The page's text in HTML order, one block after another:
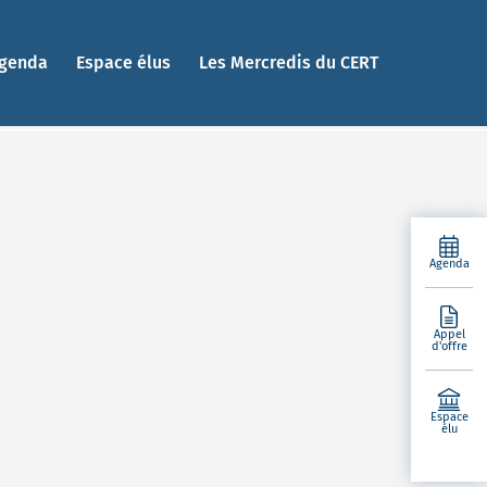
Espace élus Les Mercredis du CERT
Agenda
Appel
d'offre
Espace
élu